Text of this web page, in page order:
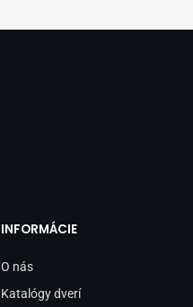
INFORMÁCIE
O nás
Katalógy dverí